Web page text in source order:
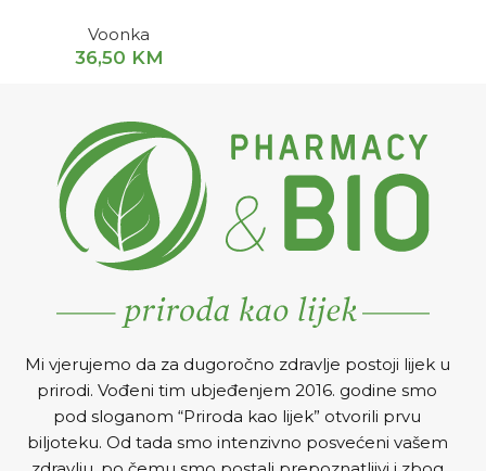
Voonka
36,50 KM
Mi vjerujemo da za dugoročno zdravlje postoji lijek u
prirodi. Vođeni tim ubjeđenjem 2016. godine smo
pod sloganom “Priroda kao lijek” otvorili prvu
biljoteku. Od tada smo intenzivno posvećeni vašem